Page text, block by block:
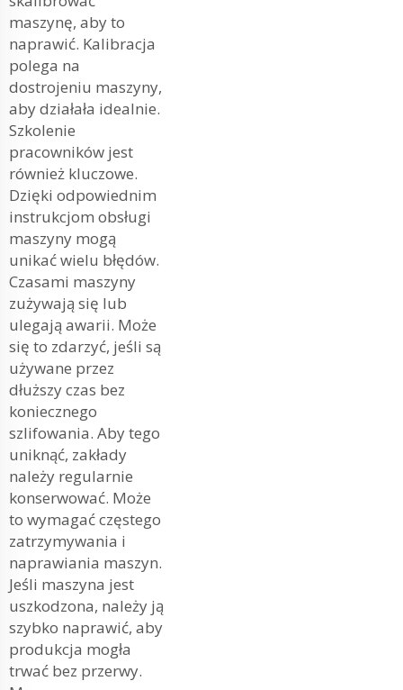
maszynę, aby to
naprawić. Kalibracja
polega na
dostrojeniu maszyny,
aby działała idealnie.
Szkolenie
pracowników jest
również kluczowe.
Dzięki odpowiednim
instrukcjom obsługi
maszyny mogą
unikać wielu błędów.
Czasami maszyny
zużywają się lub
ulegają awarii. Może
się to zdarzyć, jeśli są
używane przez
dłuższy czas bez
koniecznego
szlifowania. Aby tego
uniknąć, zakłady
należy regularnie
konserwować. Może
to wymagać częstego
zatrzymywania i
naprawiania maszyn.
Jeśli maszyna jest
uszkodzona, należy ją
szybko naprawić, aby
produkcja mogła
trwać bez przerwy.